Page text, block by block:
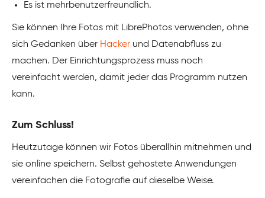
Es ist mehrbenutzerfreundlich.
Sie können Ihre Fotos mit LibrePhotos verwenden, ohne
sich Gedanken über Hacker und Datenabfluss zu
machen. Der Einrichtungsprozess muss noch
vereinfacht werden, damit jeder das Programm nutzen
kann.
Zum Schluss!
Heutzutage können wir Fotos überallhin mitnehmen und
sie online speichern. Selbst gehostete Anwendungen
vereinfachen die Fotografie auf dieselbe Weise.